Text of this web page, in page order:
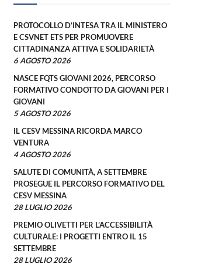
PROTOCOLLO D’INTESA TRA IL MINISTERO
E CSVNET ETS PER PROMUOVERE
CITTADINANZA ATTIVA E SOLIDARIETÀ
6 AGOSTO 2026
NASCE FQTS GIOVANI 2026, PERCORSO
FORMATIVO CONDOTTO DA GIOVANI PER I
GIOVANI
5 AGOSTO 2026
IL CESV MESSINA RICORDA MARCO
VENTURA
4 AGOSTO 2026
SALUTE DI COMUNITÀ, A SETTEMBRE
PROSEGUE IL PERCORSO FORMATIVO DEL
CESV MESSINA
28 LUGLIO 2026
PREMIO OLIVETTI PER L’ACCESSIBILITÀ
CULTURALE: I PROGETTI ENTRO IL 15
SETTEMBRE
28 LUGLIO 2026